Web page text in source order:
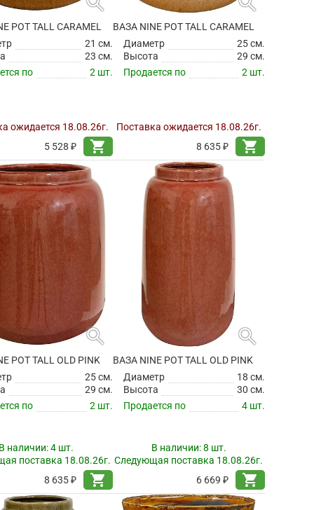
POT TALL CARAMEL
21 см.
23 см.
по
2 шт.
ожидается 18.08.26г.
5 528 ₽
shopping_cart
ВАЗА NINE POT TALL CARAMEL
Диаметр
25 см.
Высота
29 см.
Продается по
2 шт.
Поставка ожидается 18.08.26г.
8 635 ₽
shopping_cart
search
POT TALL OLD PINK
25 см.
29 см.
по
2 шт.
наличии:4 шт.
поставка 18.08.26г.
8 635 ₽
shopping_cart
search
ВАЗА NINE POT TALL OLD PINK
Диаметр
18 см.
Высота
30 см.
Продается по
4 шт.
В наличии:8 шт.
Следующая поставка 18.08.26г.
6 669 ₽
shopping_cart